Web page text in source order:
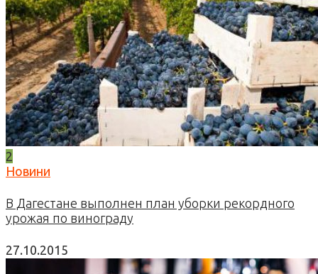
2
Новини
В Дагестане выполнен план уборки рекордного
урожая по винограду
27.10.2015